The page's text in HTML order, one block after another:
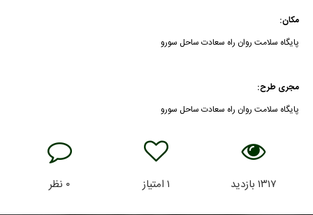
مکان:
پایگاه سلامت روان راه سعادت ساحل سورو
مجری طرح:
پایگاه سلامت روان راه سعادت ساحل سورو
۱۳۱۷ بازدید ۱امتیاز ۰ نظر